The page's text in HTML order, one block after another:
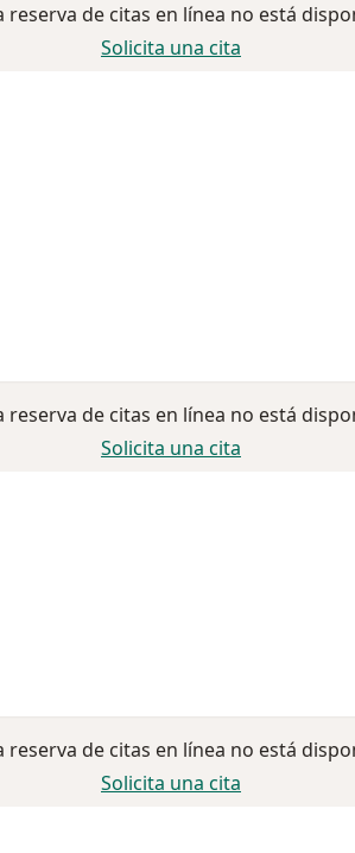
reserva de citas en línea no está
Solicita una cita
reserva de citas en línea no está
Solicita una cita
reserva de citas en línea no está
Solicita una cita